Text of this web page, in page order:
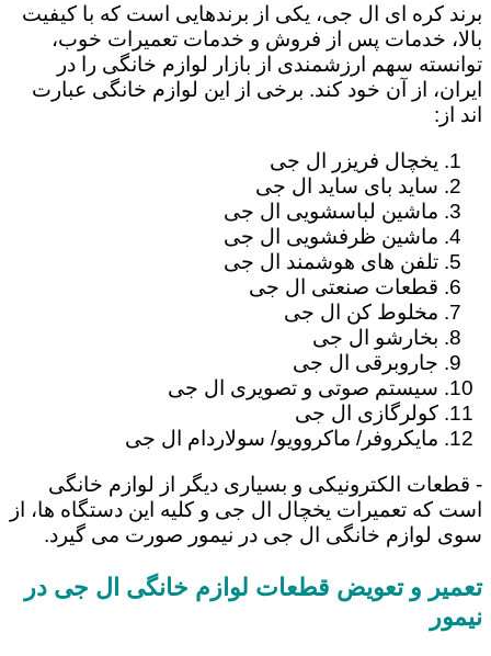
برند کره ای ال جی، یکی از برندهایی است که با کیفیت
بالا، خدمات پس از فروش و خدمات تعمیرات خوب،
توانسته سهم ارزشمندی از بازار لوازم خانگی را در
ایران، از آن خود کند. برخی از این لوازم خانگی عبارت
اند از:
یخچال فریزر ال جی
ساید بای ساید ال جی
ماشین لباسشویی ال جی
ماشین ظرفشویی ال جی
تلفن های هوشمند ال جی
قطعات صنعتی ال جی
مخلوط کن ال جی
بخارشو ال جی
جاروبرقی ال جی
سیستم صوتی و تصویری ال جی
کولرگازی ال جی
مایکروفر/ ماکروویو/ سولاردام ال جی
- قطعات الکترونیکی و بسیاری دیگر از لوازم خانگی
است که تعمیرات یخچال ال جی و کلیه این دستگاه ها، از
سوی لوازم خانگی ال جی در نیمور صورت می گیرد.
تعمیر و تعویض قطعات لوازم خانگی ال جی در
نیمور